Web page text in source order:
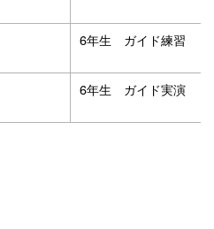
6年生 ガイ
6年生 ガイド実演